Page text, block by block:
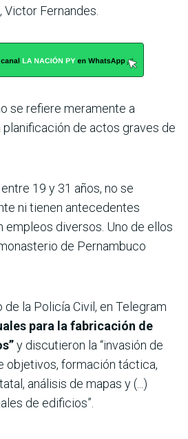
Fernandes.
se refiere meramente a
planificación de actos graves de
19 y 31 años, no se
ni tienen antecedentes
empleos diversos. Uno de ellos
de Pernambuco
de la Policía Civil, en Telegram
para la fabricación de
y discutieron la “invasión de
objetivos, formación táctica,
análisis de mapas y (...)
de edificios”.